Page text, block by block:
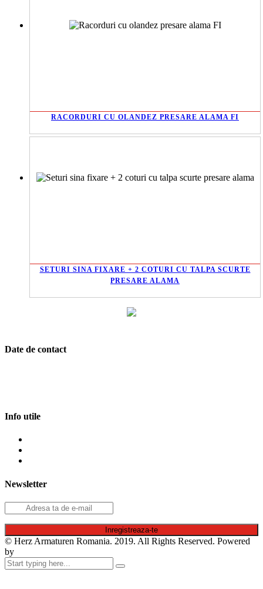
RACORDURI CU OLANDEZ PRESARE ALAMA FI
SETURI SINA FIXARE + 2 COTURI CU TALPA SCURTE
PRESARE ALAMA
Date de contact
Info utile
Newsletter
© Herz Armaturen Romania. 2019. All Rights Reserved. Powered
by